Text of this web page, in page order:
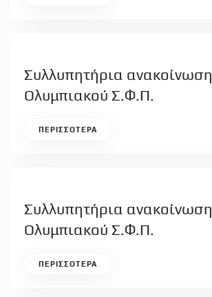
Συλλυπητήρια ανακοίνωση
Ολυμπιακού Σ.Φ.Π.
ΠΕΡΙΣΣΟΤΕΡΑ
Συλλυπητήρια ανακοίνωση
Ολυμπιακού Σ.Φ.Π.
ΠΕΡΙΣΣΟΤΕΡΑ